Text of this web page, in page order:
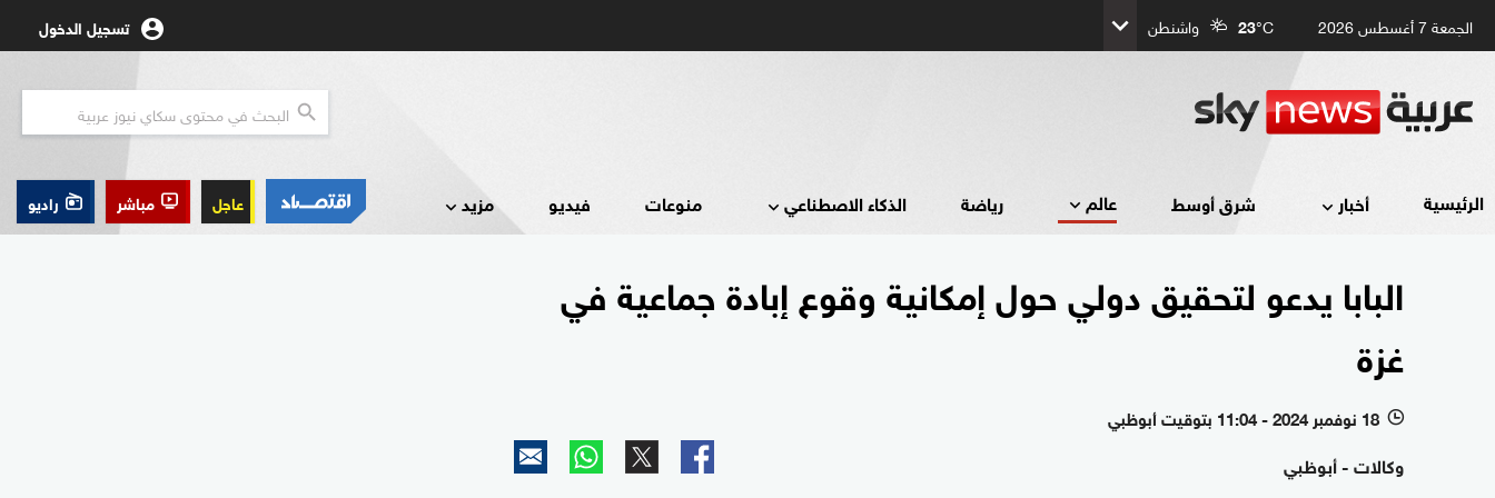
الجمعة 7 أغسطس 2026 23°C واشنطن تسجيل الدخول
الرئيسية أخبار شرق أوسط عالم رياضة الذكاء الاصطناعي منوعات فيديو مزيد عاجل مباشر راديو
البابا يدعو لتحقيق دولي حول إمكانية وقوع إبادة جماعية في
غزة
l 18 نوفمبر 2024 - 11:04 بتوقيت أبوظبي
وكالات - أبوظبي